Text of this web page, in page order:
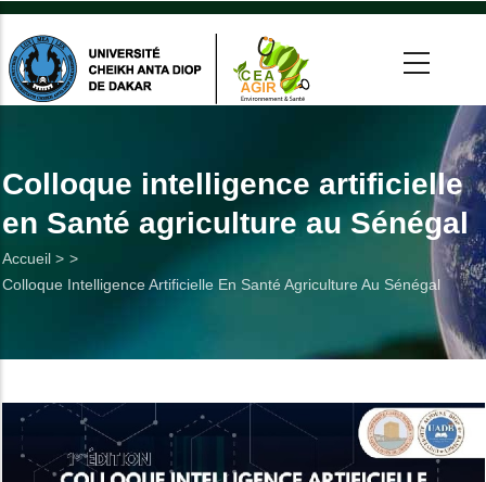
Aller
contenu
principal
Colloque intelligence artificielle
en Santé agriculture au Sénégal
Fil
d'Ariane
Accueil >
Colloque Intelligence Artificielle En Santé Agriculture Au Sénégal